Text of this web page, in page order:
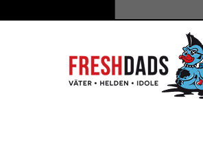
Suchformular